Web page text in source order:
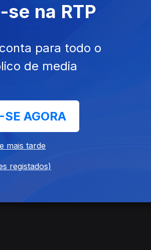
se na RTP
para todo o
de media
SE AGORA
mais tarde
registados)